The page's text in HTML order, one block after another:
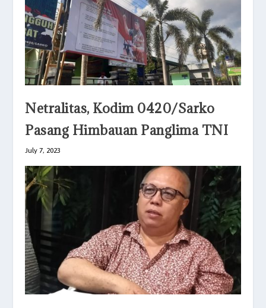
Netralitas, Kodim 0420/Sarko
Pasang Himbauan Panglima TNI
July 7, 2023